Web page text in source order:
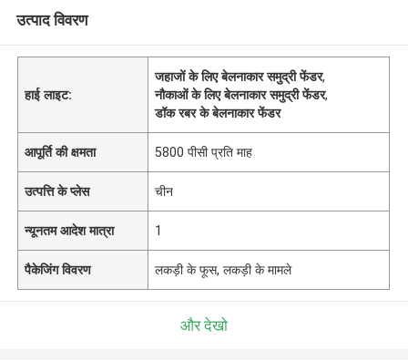
उत्पाद विवरण
हाई लाइट:
जहाजों के लिए बेलनाकार समुद्री फेंडर,
नौकाओं के लिए बेलनाकार समुद्री फेंडर,
डॉक रबर के बेलनाकार फेंडर
आपूर्ति की क्षमता 5800 पीसी प्रति माह
उत्पत्ति के प्लेस चीन
न्यूनतम आदेश मात्रा 1
पैकेजिंग विवरण लकड़ी के फूस, लकड़ी के मामले
और देखो